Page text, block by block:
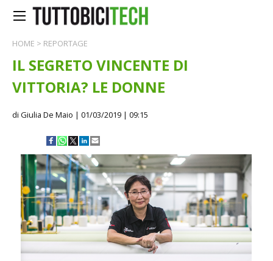
HOME > REPORTAGE
IL SEGRETO VINCENTE DI
VITTORIA? LE DONNE
di Giulia De Maio | 01/03/2019 | 09:15